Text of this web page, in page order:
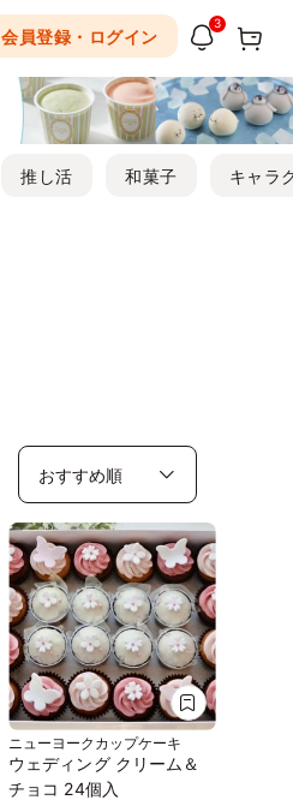
会員登録・ログイン
3
推し活 和菓子 キャラ
ニューヨークカップケーキ
ウェディング クリーム＆
チョコ 24個入